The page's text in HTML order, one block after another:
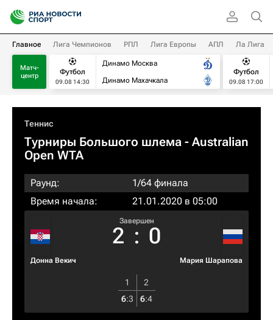
Главное Лига Чемпионов РПЛ Лига Европы АПЛ Ла Лига
Матч-
центр
Футбол
09.08 14:30
Динамо Москва
Динамо Махачкала
Футбол
09.08 17:00
Теннис
Турниры Большого шлема - Australian
Open WTA
Раунд:
1/64 финала
Время начала:
21.01.2020 в 05:00
Донна Векич
Завершен
2 : 0
Мария Шарапова
1
2
6:3 6:4